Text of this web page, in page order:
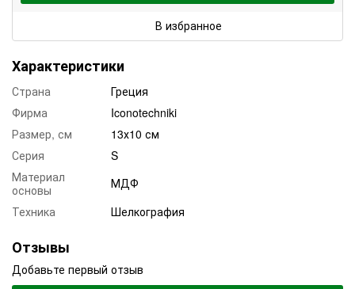
В избранное
Характеристики
Страна
Греция
Фирма
Iconotechniki
Размер, см
13х10 см
Серия
S
Материал
основы
МДФ
Техника
Шелкография
Отзывы
Добавьте первый отзыв